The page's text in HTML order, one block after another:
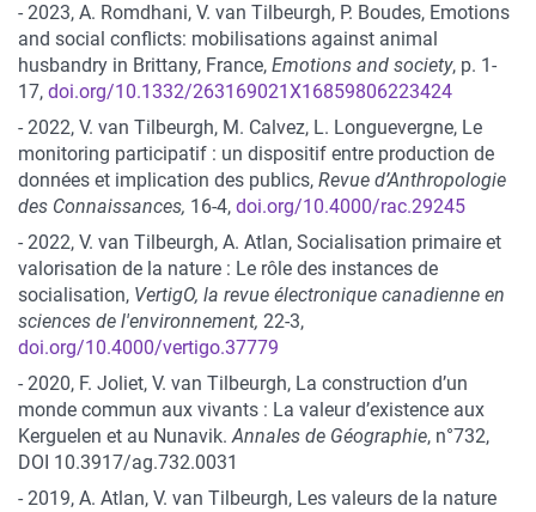
- 2023, A. Romdhani, V. van Tilbeurgh, P. Boudes, Emotions
and social conflicts: mobilisations against animal
husbandry in Brittany, France, Emotions and society, p. 1-
17, doi.org/10.1332/263169021X16859806223424
- 2022, V. van Tilbeurgh, M. Calvez, L. Longuevergne, Le
monitoring participatif : un dispositif entre production de
données et implication des publics, Revue d’Anthropologie
des Connaissances, 16-4, doi.org/10.4000/rac.29245
- 2022, V. van Tilbeurgh, A. Atlan, Socialisation primaire et
valorisation de la nature : Le rôle des instances de
socialisation, VertigO, la revue électronique canadienne en
sciences de l'environnement, 22-3,
doi.org/10.4000/vertigo.37779
- 2020, F. Joliet, V. van Tilbeurgh, La construction d’un
monde commun aux vivants : La valeur d’existence aux
Kerguelen et au Nunavik.Annales de Géographie, n°732,
DOI 10.3917/ag.732.0031
- 2019, A. Atlan, V. van Tilbeurgh, Les valeurs de la nature